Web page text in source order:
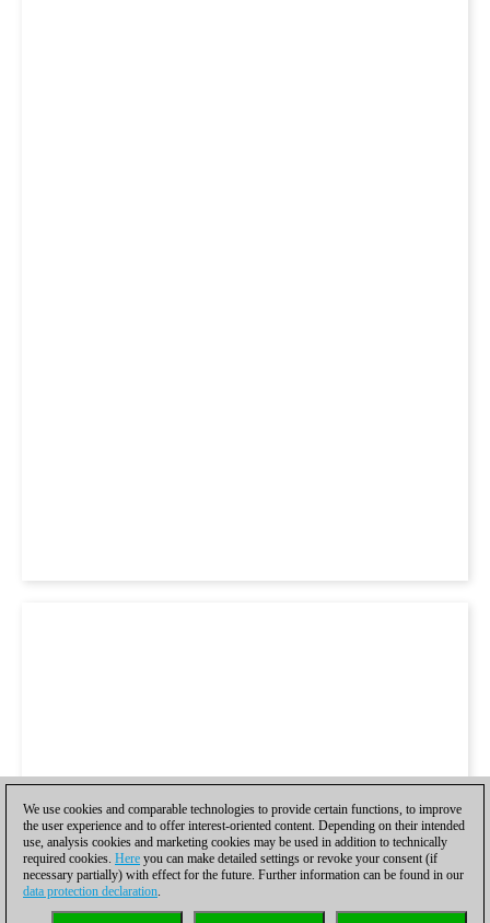
We use cookies and comparable technologies to provide certain functions, to improve
the user experience and to offer interest-oriented content. Depending on their intended
use, analysis cookies and marketing cookies may be used in addition to technically
required cookies. Here you can make detailed settings or revoke your consent (if
necessary partially) with effect for the future. Further information can be found in our
data protection declaration.